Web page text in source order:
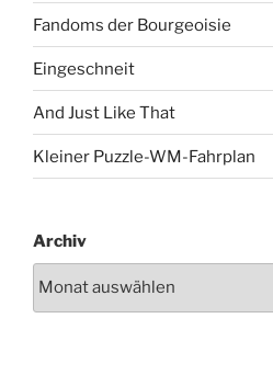
Fandoms der Bourgeoisie
Eingeschneit
And Just Like That
Kleiner Puzzle-WM-Fahrplan
Archiv